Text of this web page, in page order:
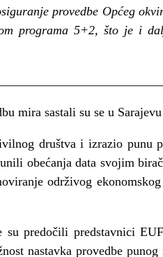
provedbe Općeg
programa 5+2, što je i
mira sastali su se u
društva i izrazio punu
obećanja data svojim
održivog
predočili predstavnici
nastavka provedbe